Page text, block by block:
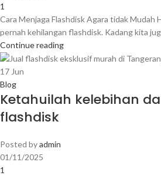
1
Cara Menjaga Flashdisk Agara tidak Mudah
pernah kehilangan flashdisk. Kadang kita
Continue reading
17 Jun
Blog
Ketahuilah kelebihan
flashdisk
Posted byadmin
01/11/2025
1